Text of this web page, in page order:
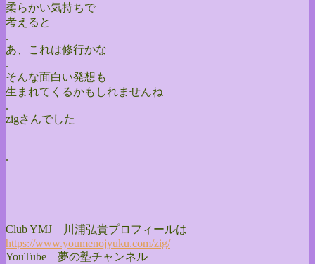
柔らかい気持ちで
考えると
.
あ、これは修行かな
.
そんな面白い発想も
生まれてくるかもしれませんね
.
zigさんでした
.
—
Club YMJ 川浦弘貴プロフィールは
https://www.youmenojyuku.com/zig/
YouTube 夢の塾チャンネル